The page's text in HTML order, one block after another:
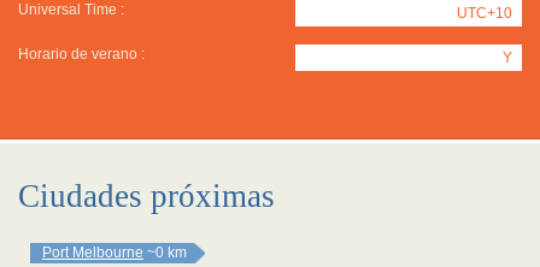
Universal Time : UTC+10
Horario de verano : Y
Ciudades próximas
Port Melbourne ~0 km